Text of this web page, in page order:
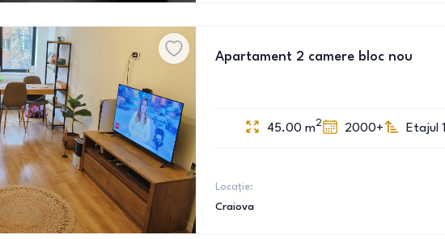
Apartament 2 camere bloc nou
45.00 m2 2000+ Etajul 1
Locație:
Craiova